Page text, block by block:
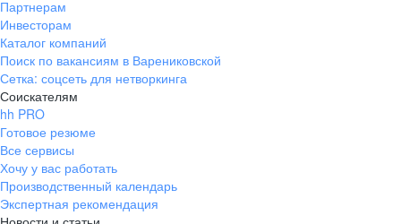
Партнерам
Инвесторам
Каталог компаний
Поиск по вакансиям в Варениковской
Сетка: соцсеть для нетворкинга
Соискателям
hh PRO
Готовое резюме
Все сервисы
Хочу у вас работать
Производственный календарь
Экспертная рекомендация